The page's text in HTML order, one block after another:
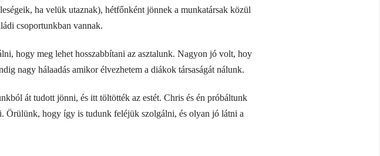
ha velük utaznak), hétfőnként jönnek a munkatársak közül
csoportunkban vannak.
hogy meg lehet hosszabbítani az asztalunk. Nagyon jó volt, hoy
nagy hálaadás amikor élvezhetem a diákok társaságát nálunk.
át tudott jönni, és itt töltötték az estét. Chris és én próbáltunk
Örülünk, hogy így is tudunk feléjük szolgálni, és olyan jó látni a